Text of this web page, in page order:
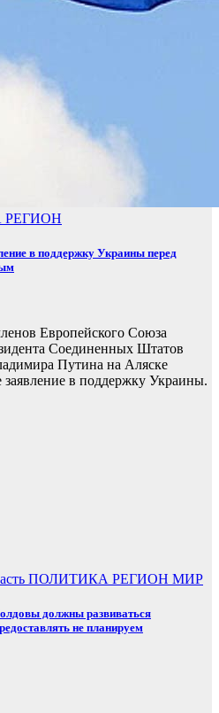
РЕГИОН
в поддержку Украины перед
Европейского Союза
Соединенных Штатов
Путина на Аляске
заявление в поддержку Украины.
ПОЛИТИКА РЕГИОН МИР
должны развиваться
не планируем